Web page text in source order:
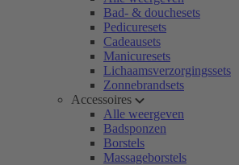
Bad- & douchesets
Pedicuresets
Cadeausets
Manicuresets
Lichaamsverzorgingssets
Zonnebrandsets
Accessoires
Alle weergeven
Badsponzen
Borstels
Massageborstels